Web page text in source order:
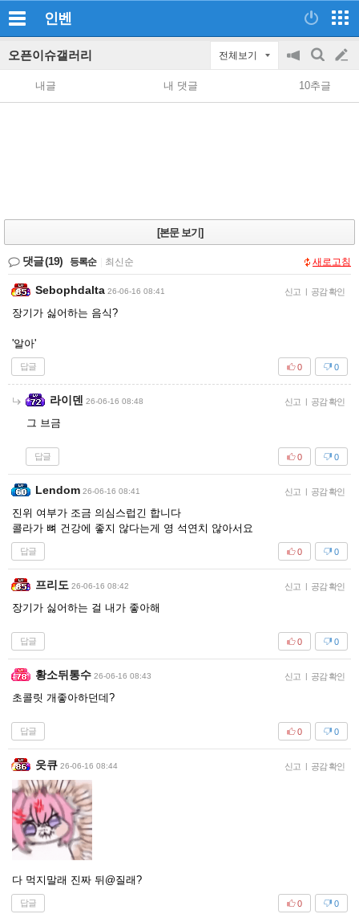
인벤
오픈이슈갤러리 전체보기
공
지
on/off
검
색
글
쓰
내글 내 댓글 10추글
[본문 보기]
댓글(19) 등록순 최신순 새로고침
Sebophdalta 26-06-16 08:41 신고 | 공감 확인
장기가 싫어하는 음식?
'알아'
답글 0
0
라이덴 26-06-16 08:48 신고 | 공감 확인
그 브금
답글 0
0
Lendom 26-06-16 08:41 신고 | 공감 확인
진위 여부가 조금 의심스럽긴 합니다
콜라가 뼈 건강에 좋지 않다는게 영 석연치 않아서요
답글 0
0
프리도 26-06-16 08:42 신고 | 공감 확인
장기가 싫어하는 걸 내가 좋아해
답글 0
0
황소뒤통수 26-06-16 08:43 신고 | 공감 확인
초콜릿 개좋아하던데?
답글 0
0
읏큐 26-06-16 08:44 신고 | 공감 확인
다 먹지말래 진짜 뒤@질래?
답글 0
0